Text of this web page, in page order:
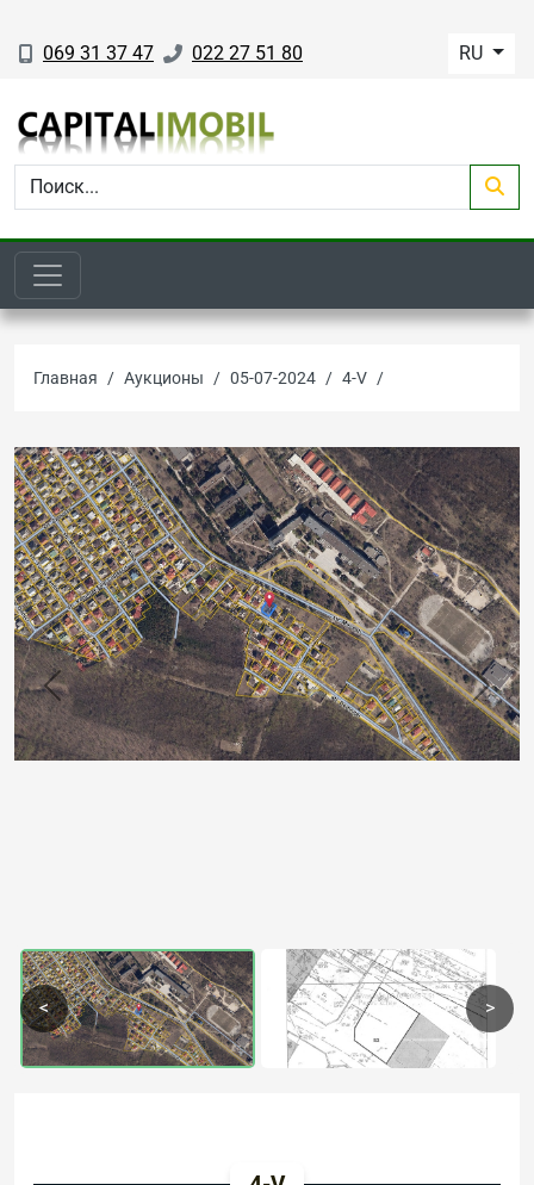
069 31 37 47 022 27 51 80 RU
Главная Аукционы 05-07-2024 4-V
Previous Next
< >